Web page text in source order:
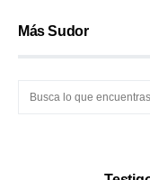
Más Sudor